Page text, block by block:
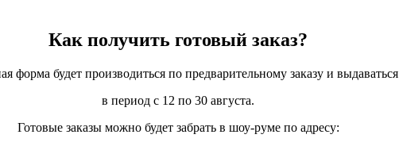
Как получить готовый заказ?
форма будет производиться по предварительному заказу и выдаваться
в период с 12 по 30 августа.
Готовые заказы можно будет забрать в шоу-руме по адресу: